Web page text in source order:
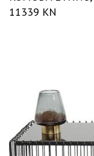
11339 KN